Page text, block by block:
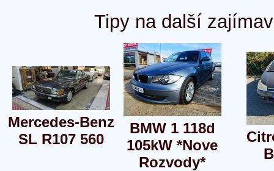
Tipy na další
Mercedes-Benz
SL R107 560
BMW 1 118d
105kW *Nove
Rozvody*